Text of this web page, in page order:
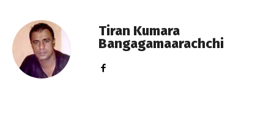
Tiran Kumara
Bangagamaarachchi